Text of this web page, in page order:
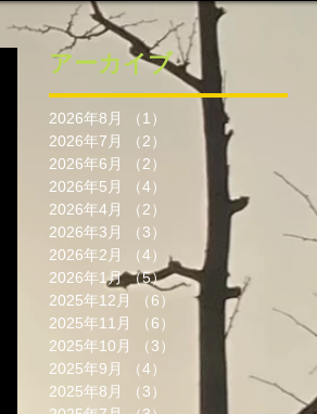
アーカイブ
2026年8月 （1）
1件の記事
2026年7月
（2）
2件の記事
2026年6月
（2）
2件の記事
2026年5月
（4）
2026年4月
（2）
2件の記事
2026年3月
（3）
3件の記事
2026年2月
（4）
4件の記事
2026年1月 （5）5件の記事
2025年12月
（6）
6件の記事
2025年11月
（6）
6件の記事
2025年10月
（3）
2025年9月
（4）
2025年8月
（3）
3件の記事